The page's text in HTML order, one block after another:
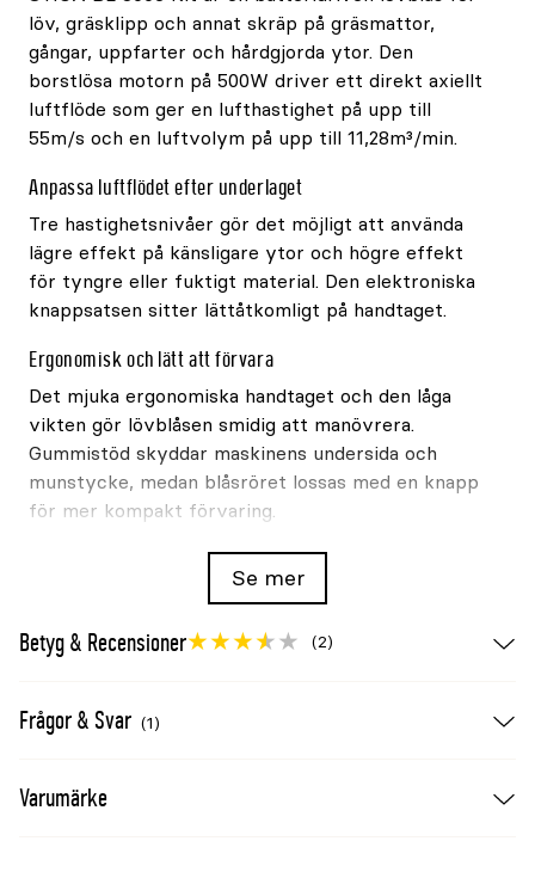
löv, gräsklipp och annat skräp på gräsmattor,
gångar, uppfarter och hårdgjorda ytor. Den
borstlösa motorn på 500W driver ett direkt axiellt
luftflöde som ger en lufthastighet på upp till
55m/s och en luftvolym på upp till 11,28m³/min.
Anpassa luftflödet efter underlaget
Tre hastighetsnivåer gör det möjligt att använda
lägre effekt på känsligare ytor och högre effekt
för tyngre eller fuktigt material. Den elektroniska
knappsatsen sitter lättåtkomligt på handtaget.
Ergonomisk och lätt att förvara
Det mjuka ergonomiska handtaget och den låga
vikten gör lövblåsen smidig att manövrera.
Gummistöd skyddar maskinens undersida och
munstycke, medan blåsröret lossas med en knapp
för mer kompakt förvaring.
Arbetstiden påverkas av hastighetsläge och
10 minuter. Ett generellt tekniskt riktvärde är 15
på hastighetsläge och belastning.
Motor: borstlös, 500W
Se mer
Betyg & Recensioner (2)
Frågor & Svar (1)
Varumärke